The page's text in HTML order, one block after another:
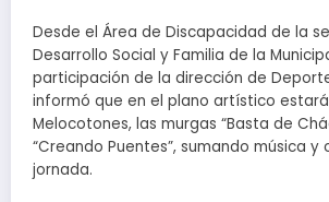
Desde el Área de Discapacidad de la
Desarrollo Social y Familia de la
participación de la dirección de
informó que en el plano artístico
Melocotones, las murgas “Basta de
“Creando Puentes”, sumando música y
jornada.